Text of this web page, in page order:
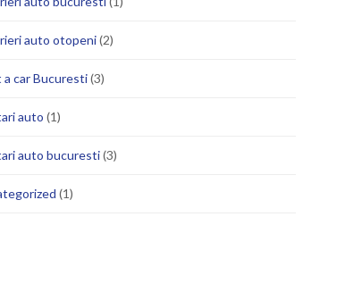
auto otopeni(2)
a car Bucuresti(3)
auto (1)
auto bucuresti(3)
(1)